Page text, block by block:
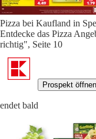
Pizza bei Kaufland in
Entdecke das Pizza
richtig", Seite 10
Prospekt öffnen
endet bald